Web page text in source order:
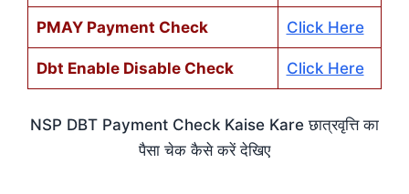
PMAY Payment Check Click Here
Dbt Enable Disable Check Click Here
NSP DBT Payment Check Kaise Kare छात्रवृत्ति का
पैसा चेक कैसे करें देखिए